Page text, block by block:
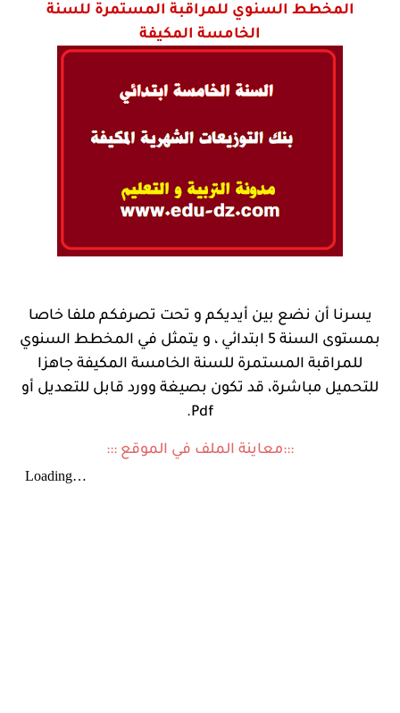
المخطط السنوي للمراقبة المستمرة للسنة
الخامسة المكيفة
يسرنا أن نضع بين أيديكم و تحت تصرفكم ملفا خاصا
بمستوى السنة 5 ابتدائي ، و يتمثل في المخطط السنوي
للمراقبة المستمرة للسنة الخامسة المكيفة جاهزا
للتحميل مباشرة، قد تكون بصيغة وورد قابل للتعديل أو
Pdf.
:::معاينة الملف في الموقع :::